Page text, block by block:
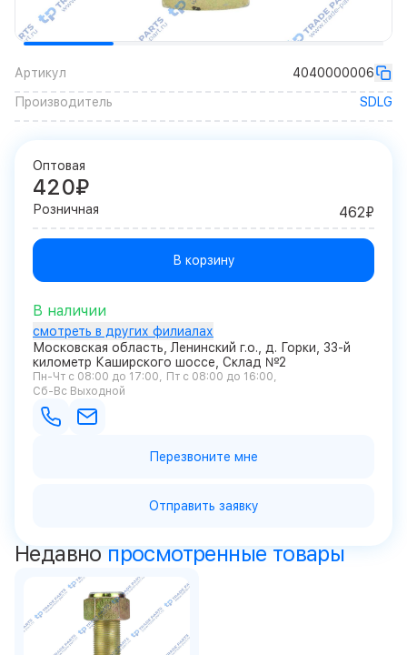
Артикул
4040000006
Производитель
SDLG
Оптовая
420₽
Розничная 462₽
В корзину
В наличии
смотреть в других филиалах
Московская область, Ленинский г.о., д. Горки, 33-й
километр Каширского шоссе, Склад №2
Пн-Чт с 08:00 до 17:00
Пт с 08:00 до 16:00
Сб-Вс Выходной
Перезвоните мне
Отправить заявку
Недавно просмотренные товары